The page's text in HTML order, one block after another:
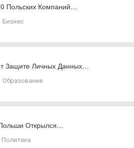
Польских Компаний…
Бизнес
Защите Личных Данных…
Образование
Открылся…
Политика